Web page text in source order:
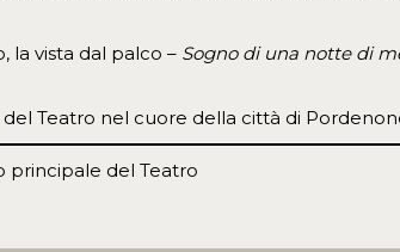
la vista dal palco – Sogno di una notte di
del Teatro nel cuore della città di
principale del Teatro